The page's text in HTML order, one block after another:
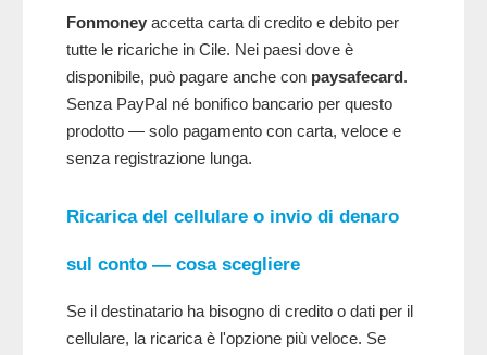
Fonmoney accetta carta di credito e debito per
tutte le ricariche in Cile. Nei paesi dove è
disponibile, può pagare anche con paysafecard.
Senza PayPal né bonifico bancario per questo
prodotto — solo pagamento con carta, veloce e
senza registrazione lunga.
Ricarica del cellulare o invio di denaro
sul conto — cosa scegliere
Se il destinatario ha bisogno di credito o dati per il
cellulare, la ricarica è l'opzione più veloce. Se